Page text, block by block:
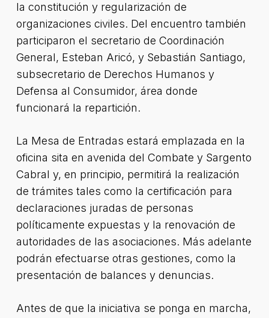
la constitución y regularización de
organizaciones civiles. Del encuentro también
participaron el secretario de Coordinación
General, Esteban Aricó, y Sebastián Santiago,
subsecretario de Derechos Humanos y
Defensa al Consumidor, área donde
funcionará la repartición.
La Mesa de Entradas estará emplazada en la
oficina sita en avenida del Combate y Sargento
Cabral y, en principio, permitirá la realización
de trámites tales como la certificación para
declaraciones juradas de personas
políticamente expuestas y la renovación de
autoridades de las asociaciones. Más adelante
podrán efectuarse otras gestiones, como la
presentación de balances y denuncias.
Antes de que la iniciativa se ponga en marcha,